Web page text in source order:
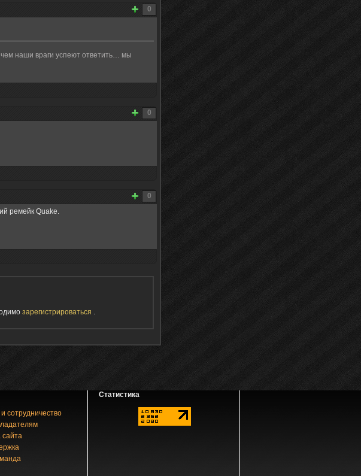
0
наши враги успеют ответить… мы
0
0
ремейк Quake.
зарегистрироваться .
сотрудничество
сайта
Статистика